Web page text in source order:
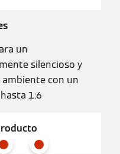
un
silencioso y
con un
1:6